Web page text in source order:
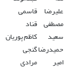
علیرضا قاسمی
مصطفی قناد
سعید
کاظم پوریان
حمیدرضاگنجی
امیر
مرادی